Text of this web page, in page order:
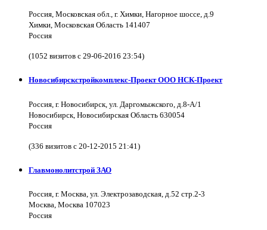
Россия, Московская обл., г. Химки, Нагорное шоссе, д.9
Химки, Московская Область 141407
Россия
(1052 визитов с 29-06-2016 23:54)
Новосибирскстройкомплекс-Проект ООО НСК-Проект
Россия, г. Новосибирск, ул. Даргомыжского, д.8-А/1
Новосибирск, Новосибирская Область 630054
Россия
(336 визитов с 20-12-2015 21:41)
Главмонолитстрой ЗАО
Россия, г. Москва, ул. Электрозаводская, д.52 стр.2-3
Москва, Москва 107023
Россия